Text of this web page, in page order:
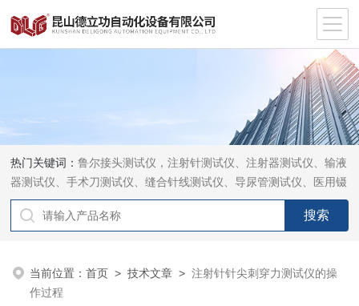
热门关键词：鲁尔接头测试仪，注射针测试仪、注射器测试仪、输液
器测试仪、手术刀测试仪、缝合针线测试仪、导尿管测试仪、医用镊
钳测试仪、导引管导丝测试仪、针灸针测试仪、留置针测试仪
当前位置：首页 >技术文章 >注射针针尖刺穿力测试仪的操
作过程